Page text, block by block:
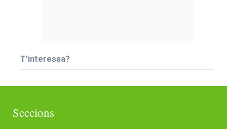
T’interessa?
Seccions